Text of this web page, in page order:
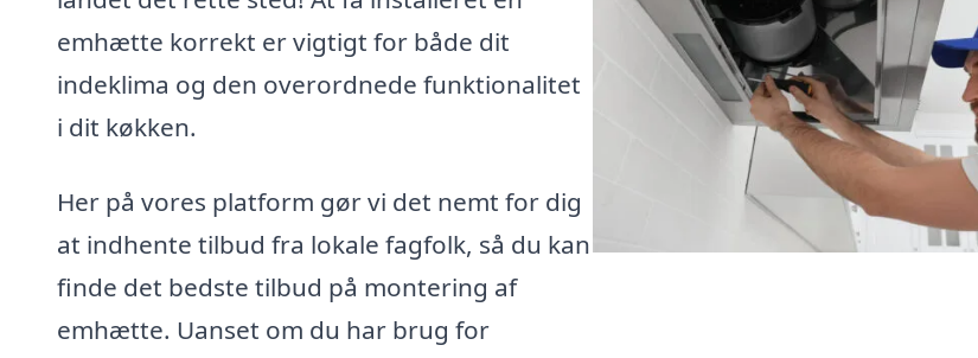
emhætte korrekt er vigtigt for både dit
indeklima og den overordnede funktionalitet
i dit køkken.
Her på vores platform gør vi det nemt for dig
at indhente tilbud fra lokale fagfolk, så du kan
finde det bedste tilbud på montering af
emhætte. Uanset om du har brug for